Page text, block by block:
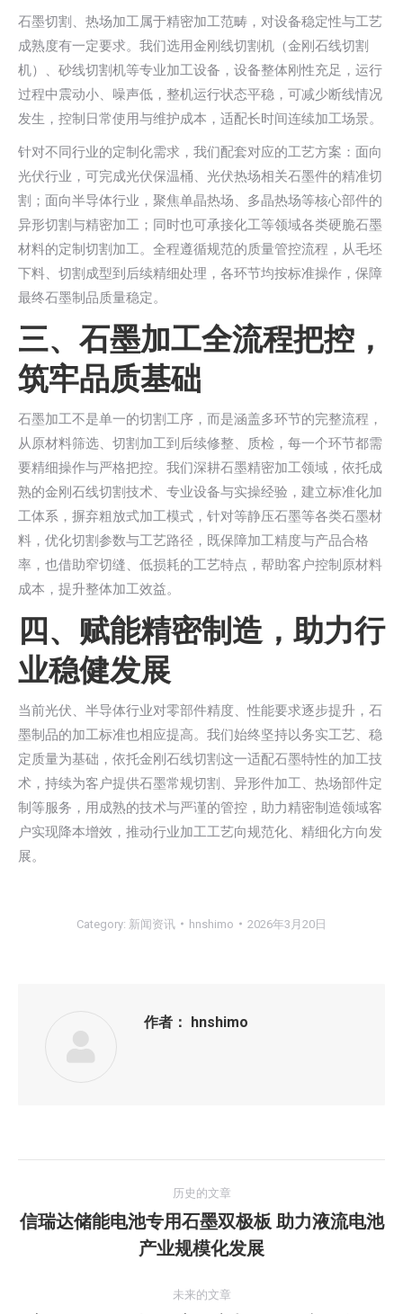
石墨切割、热场加工属于精密加工范畴，对设备稳定性与工艺
成熟度有一定要求。我们选用金刚线切割机（金刚石线切割
机）、砂线切割机等专业加工设备，设备整体刚性充足，运行
过程中震动小、噪声低，整机运行状态平稳，可减少断线情况
发生，控制日常使用与维护成本，适配长时间连续加工场景。
针对不同行业的定制化需求，我们配套对应的工艺方案：面向
光伏行业，可完成光伏保温桶、光伏热场相关石墨件的精准切
割；面向半导体行业，聚焦单晶热场、多晶热场等核心部件的
异形切割与精密加工；同时也可承接化工等领域各类硬脆石墨
材料的定制切割加工。全程遵循规范的质量管控流程，从毛坯
下料、切割成型到后续精细处理，各环节均按标准操作，保障
最终石墨制品质量稳定。
三、石墨加工全流程把控，
筑牢品质基础
石墨加工不是单一的切割工序，而是涵盖多环节的完整流程，
从原材料筛选、切割加工到后续修整、质检，每一个环节都需
要精细操作与严格把控。我们深耕石墨精密加工领域，依托成
熟的金刚石线切割技术、专业设备与实操经验，建立标准化加
工体系，摒弃粗放式加工模式，针对等静压石墨等各类石墨材
料，优化切割参数与工艺路径，既保障加工精度与产品合格
率，也借助窄切缝、低损耗的工艺特点，帮助客户控制原材料
成本，提升整体加工效益。
四、赋能精密制造，助力行
业稳健发展
当前光伏、半导体行业对零部件精度、性能要求逐步提升，石
墨制品的加工标准也相应提高。我们始终坚持以务实工艺、稳
定质量为基础，依托金刚石线切割这一适配石墨特性的加工技
术，持续为客户提供石墨常规切割、异形件加工、热场部件定
制等服务，用成熟的技术与严谨的管控，助力精密制造领域客
户实现降本增效，推动行业加工工艺向规范化、精细化方向发
展。
Category: 新闻资讯 hnshimo 2026年3月20日
作者： hnshimo
章
历史的文章
历
史
文
信瑞达储能电池专用石墨双极板 助力液流电池
产业规模化发展
未来的文章